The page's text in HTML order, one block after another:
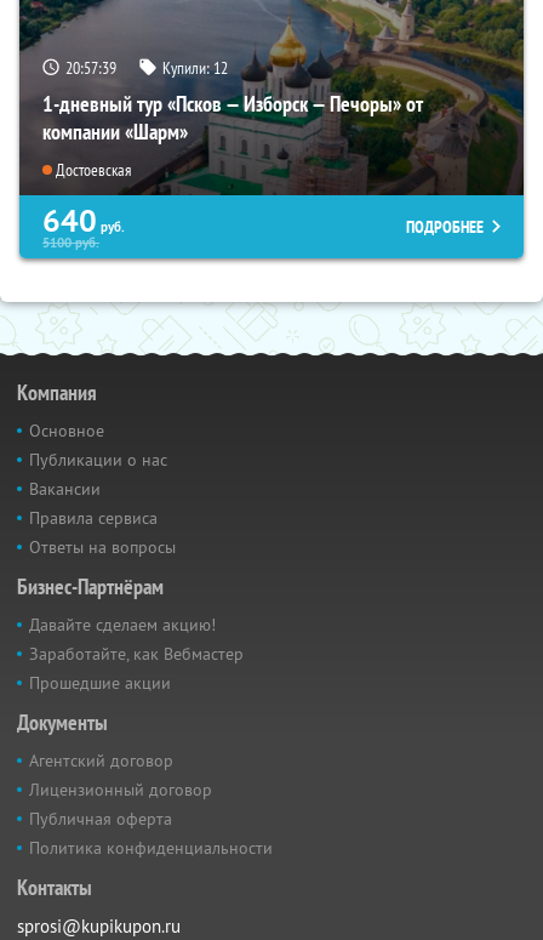
20:57:37 Купили:12
1-дневный тур «Псков — Изборск — Печоры» от
компании «Шарм»
Достоевская
640 руб.
5100руб.
ПОДРОБНЕЕ
Компания
Основное
Публикации о нас
Вакансии
Правила сервиса
Ответы на вопросы
Бизнес-Партнёрам
Давайте сделаем акцию!
Заработайте, как Вебмастер
Прошедшие акции
Документы
Агентский договор
Лицензионный договор
Публичная оферта
Политика конфиденциальности
Контакты
sprosi@kupikupon.ru